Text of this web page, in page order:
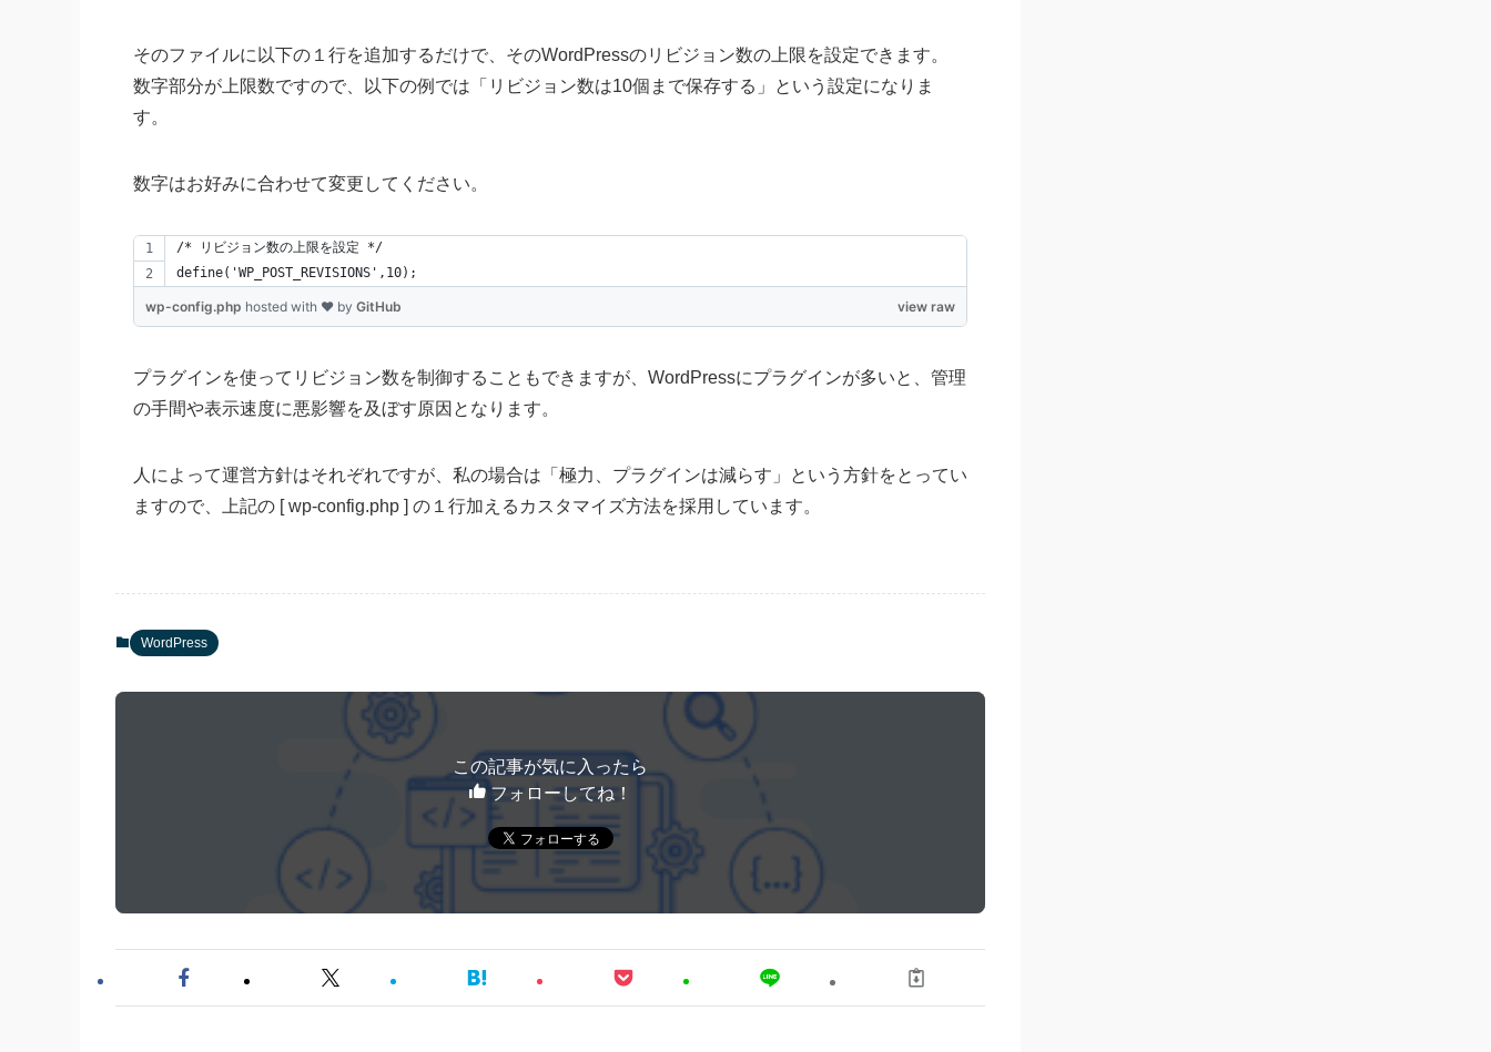
そのファイルに以下の１行を追加するだけで、そのWordPressのリビジョン数の上限を設定できます。
数字部分が上限数ですので、以下の例では「リビジョン数は10個まで保存する」という設定になりま
す。
数字はお好みに合わせて変更してください。
/* リビジョン数の上限を設定 */
define('WP_POST_REVISIONS',10);
view raw
wp-config.php hosted with ❤ by GitHub
プラグインを使ってリビジョン数を制御することもできますが、WordPressにプラグインが多いと、管理
の手間や表示速度に悪影響を及ぼす原因となります。
人によって運営方針はそれぞれですが、私の場合は「極力、プラグインは減らす」という方針をとってい
ますので、上記の [ wp-config.php ] の１行加えるカスタマイズ方法を採用しています。
WordPress
この記事が気に入ったら
フォローしてね！